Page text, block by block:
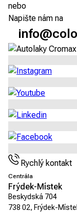
nebo
Napište nám na
Rychlý kontakt
Centrála
Frýdek-Místek
Beskydská 704
738 02, Frýdek-